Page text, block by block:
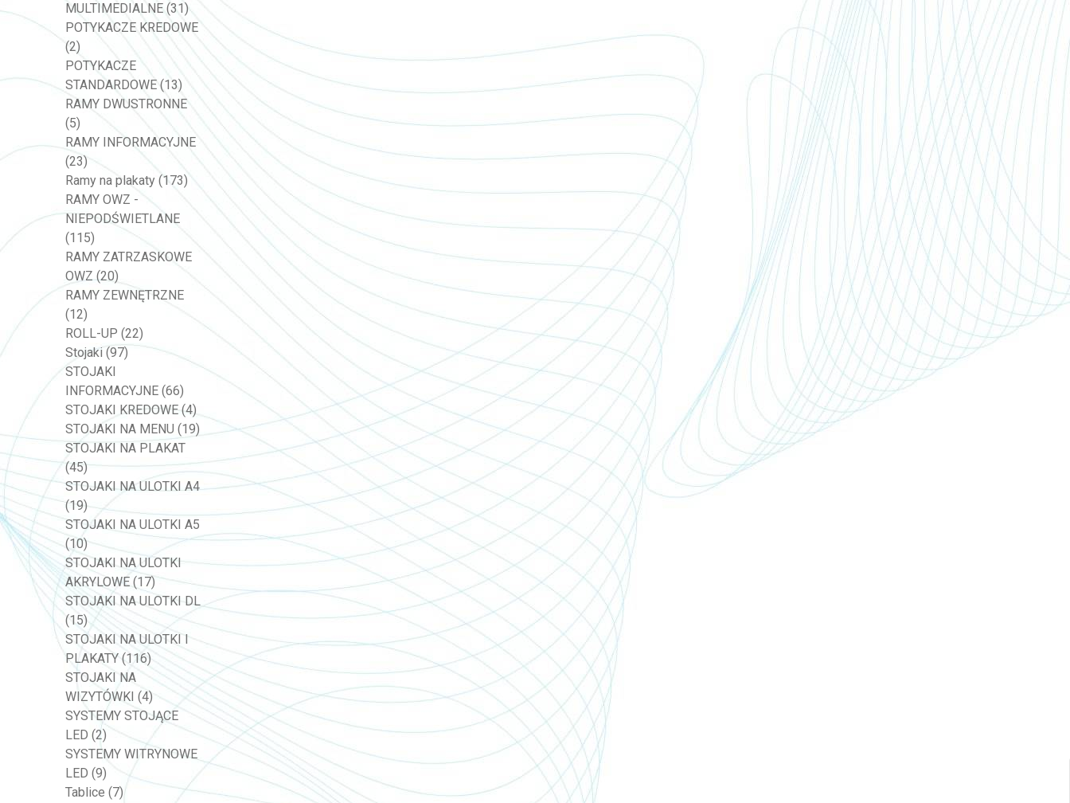
MULTIMEDIALNE (31)
POTYKACZE KREDOWE
(2)
POTYKACZE
STANDARDOWE (13)
RAMY DWUSTRONNE
(5)
RAMY INFORMACYJNE
(23)
Ramy na plakaty (173)
RAMY OWZ -
NIEPODŚWIETLANE
(115)
RAMY ZATRZASKOWE
OWZ (20)
RAMY ZEWNĘTRZNE
(12)
ROLL-UP (22)
Stojaki (97)
STOJAKI
INFORMACYJNE (66)
STOJAKI KREDOWE (4)
STOJAKI NA MENU (19)
STOJAKI NA PLAKAT
(45)
STOJAKI NA ULOTKI A4
(19)
STOJAKI NA ULOTKI A5
(10)
STOJAKI NA ULOTKI
AKRYLOWE (17)
STOJAKI NA ULOTKI DL
(15)
STOJAKI NA ULOTKI I
PLAKATY (116)
STOJAKI NA
WIZYTÓWKI (4)
SYSTEMY STOJĄCE
LED (2)
SYSTEMY WITRYNOWE
LED (9)
Tablice (7)